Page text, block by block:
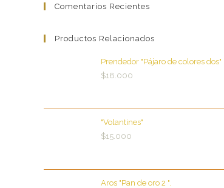
Comentarios Recientes
Productos Relacionados
Prendedor "Pájaro de colores dos"
$18.000
"Volantines"
$15.000
Aros "Pan de oro 2 ".